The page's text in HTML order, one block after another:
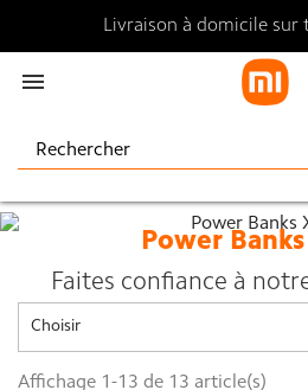
Livraison à domicile sur

Power
Faites confiance à
Power Banks
à des prix
Choisir
Affichage 1-13 de 13 article(s)